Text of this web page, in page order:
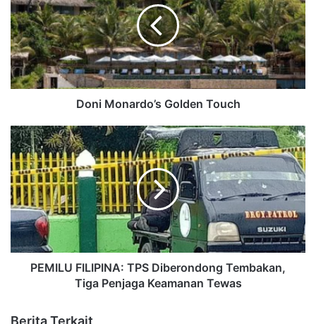
Doni Monardo’s Golden Touch
PEMILU FILIPINA: TPS Diberondong Tembakan,
Tiga Penjaga Keamanan Tewas
Berita Terkait